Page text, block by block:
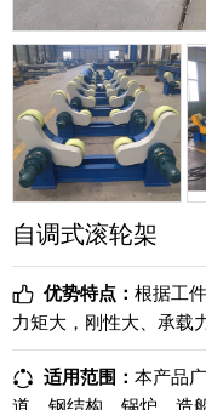
自调式滚轮架
优势特点： 根据工
力矩大，刚性大、承载
适用范围： 本产品